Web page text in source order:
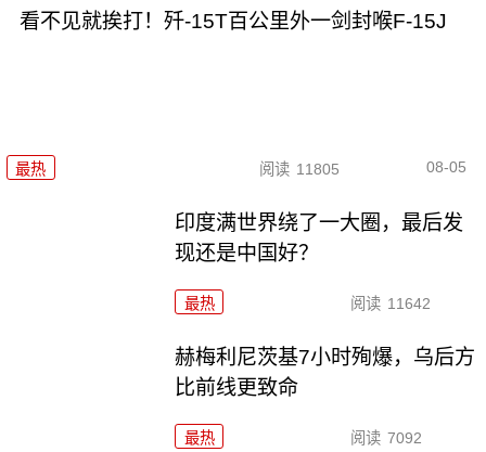
看不见就挨打！歼-15T百公里外一剑封喉F-15J
最热 阅读 11805 08-05
印度满世界绕了一大圈，最后发
现还是中国好？
最热 阅读 11642
赫梅利尼茨基7小时殉爆，乌后方
比前线更致命
最热 阅读 7092